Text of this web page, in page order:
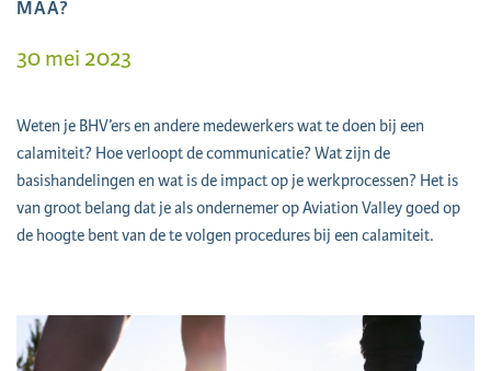
MAA?
30 mei 2023
Weten je BHV’ers en andere medewerkers wat te doen bij een
calamiteit? Hoe verloopt de communicatie? Wat zijn de
basishandelingen en wat is de impact op je werkprocessen? Het is
van groot belang dat je als ondernemer op Aviation Valley goed op
de hoogte bent van de te volgen procedures bij een calamiteit.